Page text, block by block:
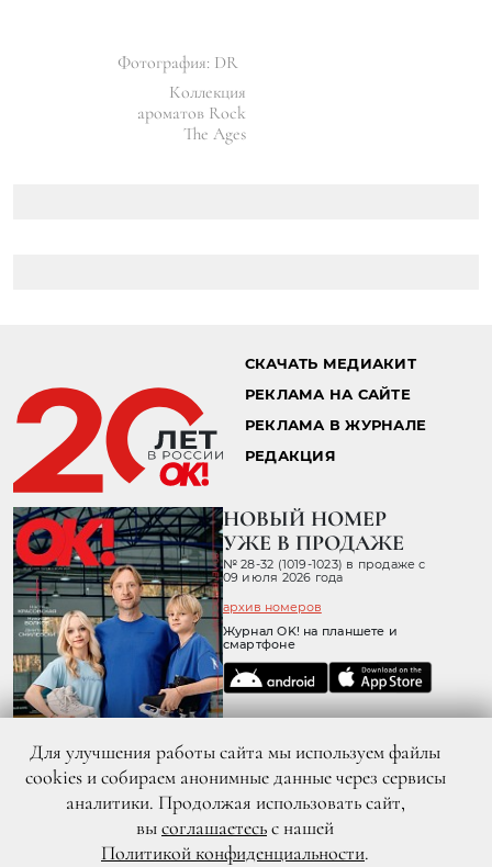
Фотография: DR
Коллекция
ароматов Rock
The Ages
СКАЧАТЬ МЕДИАКИТ
РЕКЛАМА НА САЙТЕ
РЕКЛАМА В ЖУРНАЛЕ
РЕДАКЦИЯ
НОВЫЙ НОМЕР
УЖЕ В ПРОДАЖЕ
№ 28-32 (1019-1023) в продаже с
09 июля 2026 года
архив номеров
Журнал OK! на планшете и
смартфоне
© 2026 ООО «ХИТ ТВ» Все права защищены. 16+
Для улучшения работы сайта мы используем файлы
cookies и собираем анонимные данные через сервисы
аналитики. Продолжая использовать сайт,
высоглашаетесьс нашей
Политикой конфиденциальности.